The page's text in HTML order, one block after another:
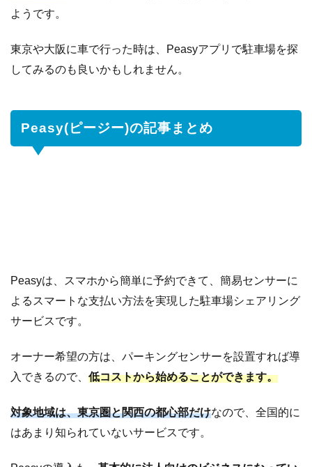
ようです。
東京や大阪に車で行った時は、Peasyアプリで駐車場を探
してみるのも良いかもしれません。
Peasy(ピージー)の記事まとめ
Peasyは、スマホから簡単に予約できて、簡易センサーに
よるスマートな支払い方法を実現した駐車場シェアリング
サービスです。
オーナー希望の方は、パーキングセンサーを設置すれば導
入できるので、 低コストから始めることができます。
対象地域は、東京圏と関西の都心部だけなので、全国的に
はあまり知られていないサービスです。